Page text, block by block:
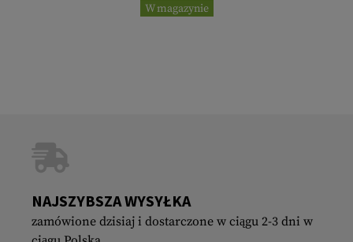
W magazynie
NAJSZYBSZA WYSYŁKA
zamówione dzisiaj i dostarczone w ciągu 2-3 dni w